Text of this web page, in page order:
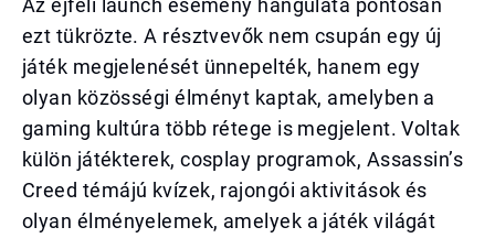
Az éjféli launch esemény hangulata pontosan
ezt tükrözte. A résztvevők nem csupán egy új
játék megjelenését ünnepelték, hanem egy
olyan közösségi élményt kaptak, amelyben a
gaming kultúra több rétege is megjelent. Voltak
külön játékterek, cosplay programok, Assassin’s
Creed témájú kvízek, rajongói aktivitások és
olyan élményelemek, amelyek a játék világát